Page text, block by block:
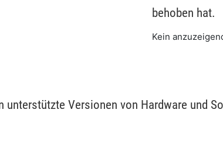
behoben hat.
Kein
unterstützte Versionen von Hardware und